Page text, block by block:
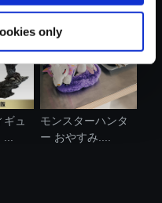
only
ュ
モンスターハンタ
ー おやすみ....